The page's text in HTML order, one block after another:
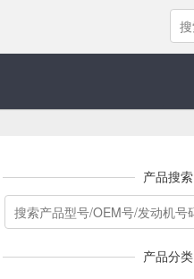
产品搜索
产品分类